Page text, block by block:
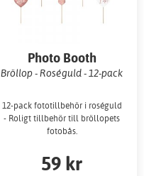
Photo Booth
Bröllop - Roséguld - 12-pack
12-pack fototillbehör i roséguld
- Roligt tillbehör till bröllopets
fotobås.
59 kr